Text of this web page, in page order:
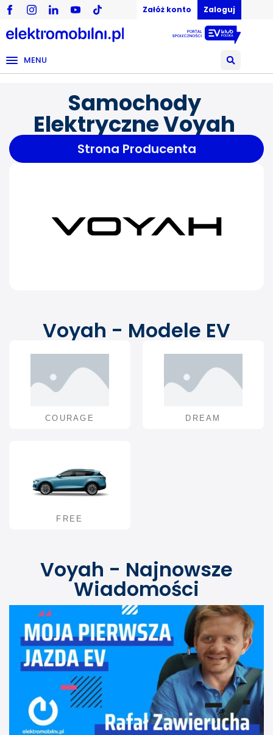
Załóż konto Zaloguj
MENU
Samochody
Elektryczne Voyah
Strona Producenta
Voyah - Modele EV
COURAGE DREAM
FREE
Voyah - Najnowsze
Wiadomości